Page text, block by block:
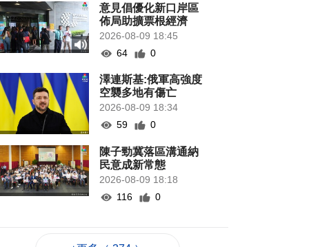
意見倡優化新口岸區
佈局助擴票根經濟
2026-08-09 18:45
64
0
澤連斯基:俄軍高強度
空襲多地有傷亡
2026-08-09 18:34
59
0
陳子勁冀落區溝通納
民意成新常態
2026-08-09 18:18
116
0